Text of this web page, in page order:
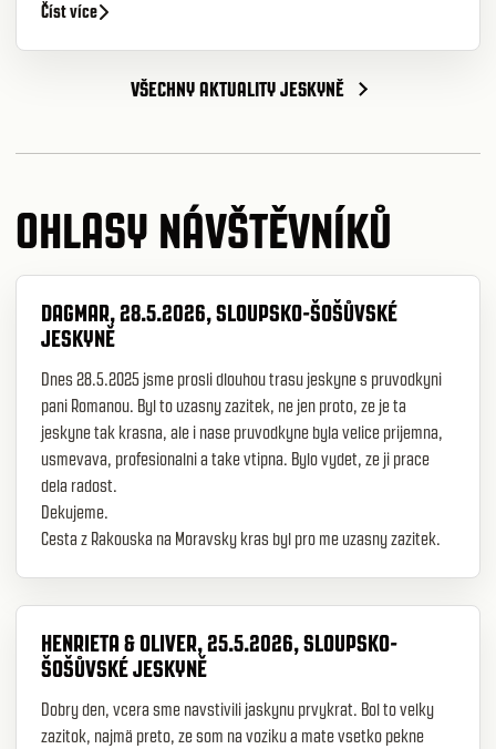
Číst více
VŠECHNY AKTUALITY JESKYNĚ
OHLASY NÁVŠTĚVNÍKŮ
DAGMAR, 28.5.2026, SLOUPSKO-ŠOŠŮVSKÉ
JESKYNĚ
Dnes 28.5.2025 jsme prosli dlouhou trasu jeskyne s pruvodkyni
pani Romanou. Byl to uzasny zazitek, ne jen proto, ze je ta
jeskyne tak krasna, ale i nase pruvodkyne byla velice prijemna,
usmevava, profesionalni a take vtipna. Bylo vydet, ze ji prace
dela radost.
Dekujeme.
Cesta z Rakouska na Moravsky kras byl pro me uzasny zazitek.
HENRIETA & OLIVER, 25.5.2026, SLOUPSKO-
ŠOŠŮVSKÉ JESKYNĚ
Dobry den, vcera sme navstivili jaskynu prvykrat. Bol to velky
zazitok, najmä preto, ze som na voziku a mate vsetko pekne